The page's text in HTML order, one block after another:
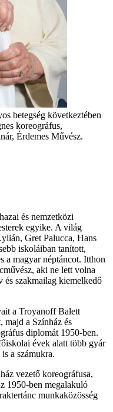
betegség következtében
koreográfus,
Érdemes Művész.
és nemzetközi
egyike. A világ
Gret Palucca, Hans
iskoláiban tanított,
a magyar néptáncot. Itthon
aki ne lett volna
és szakmailag kiemelkedő
a Troyanoff Balett
majd a Színház és
diplomát 1950-ben.
évek alatt több gyár
a számukra.
vezető koreográfusa,
1950-ben megalakuló
munkaközösség